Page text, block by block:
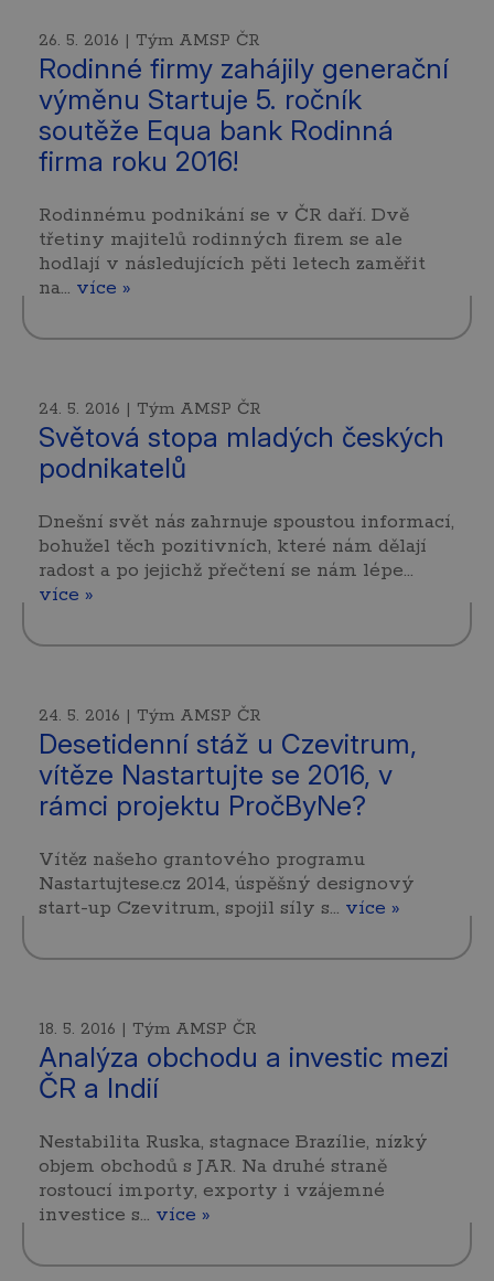
26. 5. 2016 | Tým AMSP ČR
Rodinné firmy zahájily generační
výměnu Startuje 5. ročník
soutěže Equa bank Rodinná
firma roku 2016!
Rodinnému podnikání se v ČR daří. Dvě
třetiny majitelů rodinných firem se ale
hodlají v následujících pěti letech zaměřit
na… více »
24. 5. 2016 | Tým AMSP ČR
Světová stopa mladých českých
podnikatelů
Dnešní svět nás zahrnuje spoustou informací,
bohužel těch pozitivních, které nám dělají
radost a po jejichž přečtení se nám lépe…
více »
24. 5. 2016 | Tým AMSP ČR
Desetidenní stáž u Czevitrum,
vítěze Nastartujte se 2016, v
rámci projektu PročByNe?
Vítěz našeho grantového programu
Nastartujtese.cz 2014, úspěšný designový
start-up Czevitrum, spojil síly s… více »
18. 5. 2016 | Tým AMSP ČR
Analýza obchodu a investic mezi
ČR a Indií
Nestabilita Ruska, stagnace Brazílie, nízký
objem obchodů s JAR. Na druhé straně
rostoucí importy, exporty i vzájemné
investice s… více »